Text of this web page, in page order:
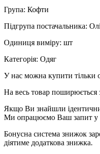
Група: Кофти
Підгрупа постачальника:
Одиниця виміру: шт
Категорія: Одяг
У нас можна купити тільки
На весь товар поширюється
Якщо Ви знайшли
Ми опрацюємо Ваш запит у
Бонусна система знижок
діятиме додаткова знижка.